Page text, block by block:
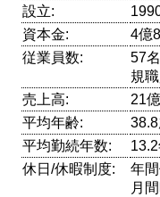
設立:
資本金:
4億
従業員数:
57
規
売上高:
21
平均年齢:
平均勤続年数:
休日/休暇制度:
年
月